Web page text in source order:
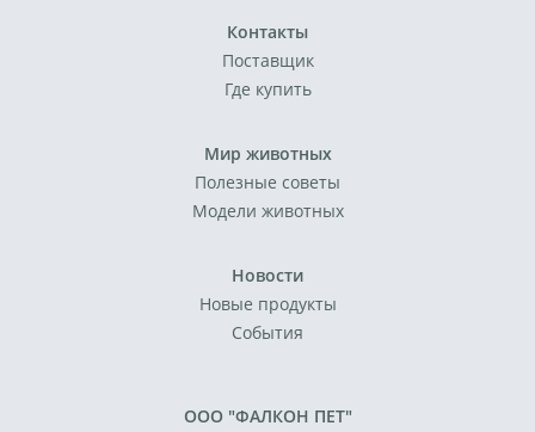
Контакты
Поставщик
Где купить
Мир животных
Полезные советы
Модели животных
Новости
Новые продукты
События
ООО "ФАЛКОН ПЕТ"